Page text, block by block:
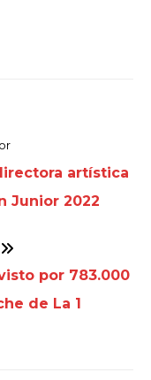
artística
Junior 2022
por 783.000
de La 1